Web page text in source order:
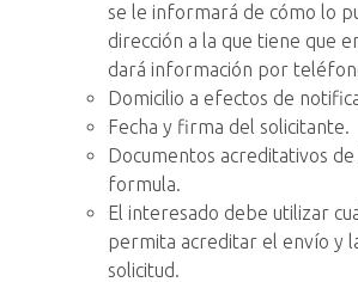
se le informará de cómo lo
dirección a la que tiene que
dará información por
Domicilio a efectos de
Fecha y firma del solicitante.
Documentos acreditativos
formula.
El interesado debe utilizar
permita acreditar el envío y
solicitud.